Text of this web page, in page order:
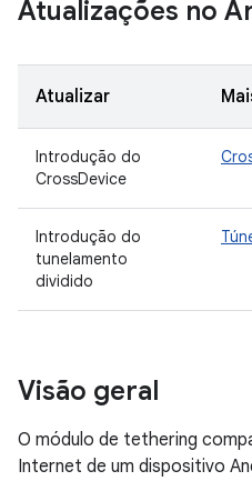
Atualizações no
Atualizar
Introdução do
CrossDevice
Introdução do
tunelamento
dividido
Visão geral
O módulo de tethering
Internet de um dispositivo